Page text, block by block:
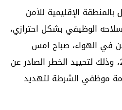
الإقليمية للأمن
الوظيفي بشكل احترازي،
في الهواء، صباح امس
الخميس 02 يوليوز 2026، وذلك لتحييد الخطر الصادر عن
موظفي الشرطة لتهديد